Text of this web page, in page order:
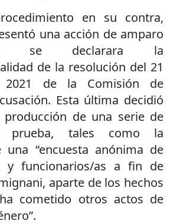
en su contra,
una acción de amparo
se declarara la
de la resolución del 21
de la Comisión de
Esta última decidió
producción de una serie de
prueba, tales como la
una “encuesta anónima de
y funcionarios/as a fin de
aparte de los hechos
cometido otros actos de